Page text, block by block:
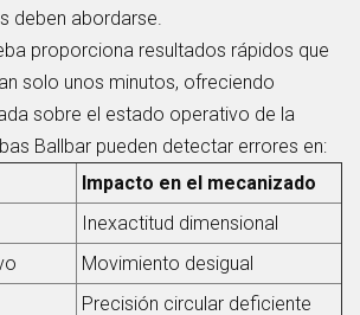
deben abordarse.
proporciona resultados rápidos que
solo unos minutos, ofreciendo
sobre el estado operativo de la
Ballbar pueden detectar errores en:
Impacto en el mecanizado
Inexactitud dimensional
Movimiento desigual
Precisión circular deficiente